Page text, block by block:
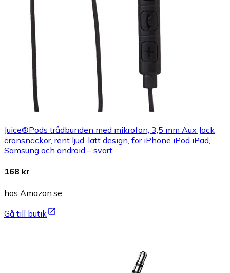
Juice®Pods trådbunden med mikrofon, 3,5 mm Aux Jack
öronsnäckor, rent ljud, lätt design, för iPhone iPod iPad,
Samsung och android – svart
168 kr
hos Amazon.se
Gå till butik